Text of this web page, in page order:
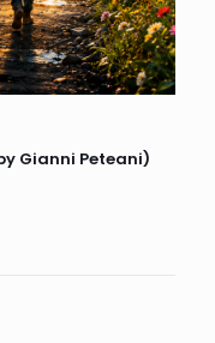
Gianni Peteani)